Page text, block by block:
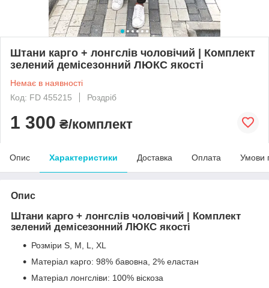
Штани карго + лонгслів чоловічий | Комплект
зелений демісезонний ЛЮКС якості
Немає в наявності
Код: FD 455215
Роздріб
1 300 ₴/комплект
Опис Характеристики Доставка Оплата Умови
Опис
Штани карго + лонгслів чоловічий | Комплект
зелений демісезонний ЛЮКС якості
Розміри S, M, L, XL
Матеріал карго: 98% бавовна, 2% еластан
Матеріал лонгсліви: 100% віскоза